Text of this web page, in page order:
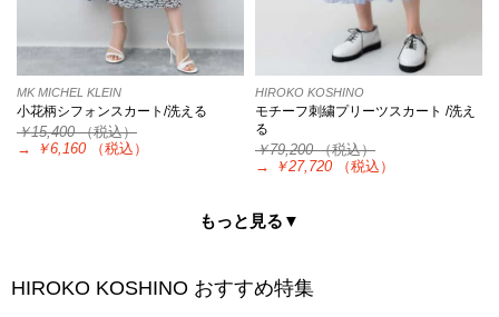
MK MICHEL KLEIN
小花柄シフォンスカート/洗える
￥15,400（税込）
→
￥6,160 （税込）
HIROKO KOSHINO
モチーフ刺繍プリーツスカート /洗え
る
￥79,200（税込）
→
￥27,720 （税込）
もっと見る▼
HIROKO KOSHINO おすすめ特集